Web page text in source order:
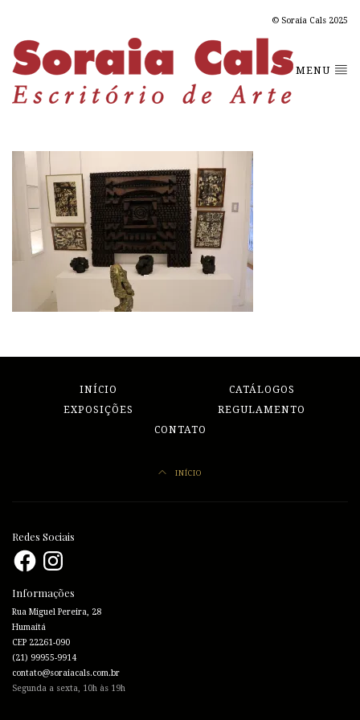
© Soraia Cals 2025
MENU
INÍCIO
CATÁLOGOS
EXPOSIÇÕES
REGULAMENTO
CONTATO
INÍCIO
Redes Sociais
FacebookInstagram
Informações
Rua Miguel Pereira, 28
Humaitá
CEP 22261-090
(21) 99955-9914
contato@soraiacals.com.br
Segunda a sexta, 10h às 19h